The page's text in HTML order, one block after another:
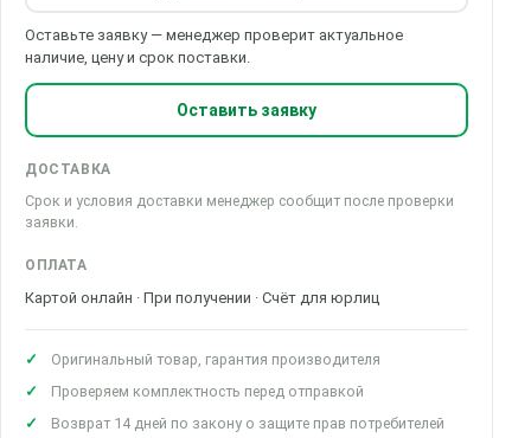
Оставьте заявку — менеджер проверит актуальное
наличие, цену и срок поставки.
Оставить заявку
ДОСТАВКА
Срок и условия доставки менеджер сообщит после проверки
заявки.
ОПЛАТА
Картой онлайн · При получении · Счёт для юрлиц
Оригинальный товар, гарантия производителя
Проверяем комплектность перед отправкой
Возврат 14 дней по закону о защите прав потребителей